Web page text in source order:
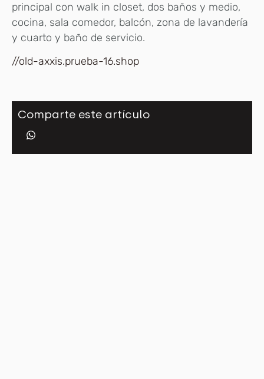
principal con walk in closet, dos baños y medio,
cocina, sala comedor, balcón, zona de lavandería
y cuarto y baño de servicio.
//old-axxis.prueba-16.shop
Comparte este artículo